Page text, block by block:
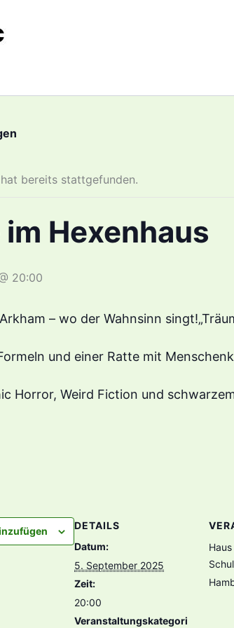
bereits stattgefunden.
Hexenhaus
20:00
– wo der Wahnsinn
und einer Ratte mit
Horror, Weird Fiction und
DETAILS
Datum:
5. September 2025
Zeit:
20:00
Veranstaltungskategori